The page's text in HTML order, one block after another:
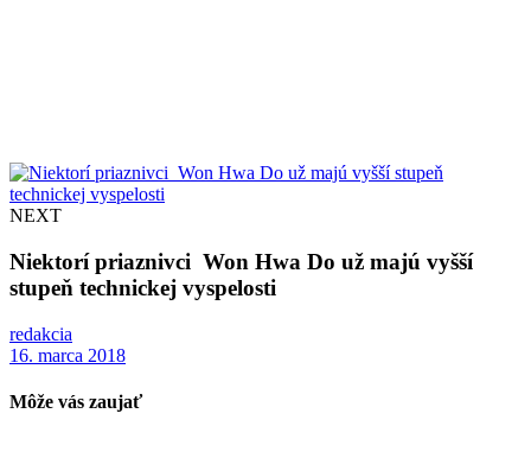
NEXT
Niektorí priaznivci Won Hwa Do už majú vyšší
stupeň technickej vyspelosti
redakcia
16. marca 2018
Môže vás zaujať